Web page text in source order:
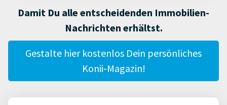
Damit Du alle entscheidenden Immobilien-
Nachrichten erhältst.
Gestalte hier kostenlos Dein persönliches
Konii-Magazin!